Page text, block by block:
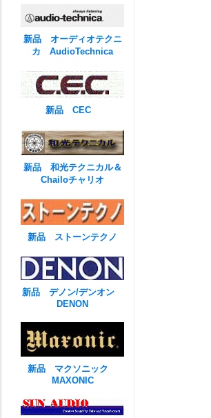
新品 オーディオテクニ
カ AudioTechnica
新品 CEC
新品 和光テクニカル＆
Chailoチャリオ
新品 ストーンテクノ
新品 デノン/デンオン
DENON
新品 マクソニック
MAXONIC